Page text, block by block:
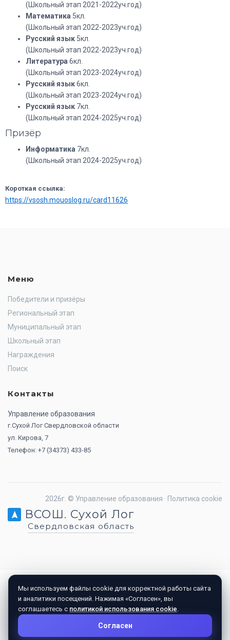
(Школьный этап 2021-2022уч.год)
Математика 5кл.
(Школьный этап 2022-2023уч.год)
Русский язык 5кл.
(Школьный этап 2022-2023уч.год)
Литература 6кл.
(Школьный этап 2023-2024уч.год)
Русский язык6кл.
(Школьный этап 2023-2024уч.год)
Русский язык 7кл.
(Школьный этап 2024-2025уч.год)
Призёр
Информатика 7кл.
(Школьный этап 2024-2025уч.год)
Короткая ссылка:
https://vsosh.mouoslog.ru/card11626
Меню
Победители и призёры
Региональный этап
Муниципальный этап
Школьный этап
Награждения
Поиск
Контакты
Управление образования
г.Сухой Лог Свердловской области
ул. Кирова, 7
Телефон: +7 (34373) 433-85
2026г. © Управление образования · Политика cookie
ВСОШ. Сухой Лог
Свердловская область
Мы используем файлы cookie для корректной работы сайта
и аналитики посещений. Нажимая «Согласен», вы
соглашаетесь с политикой использования cookie.
Согласен